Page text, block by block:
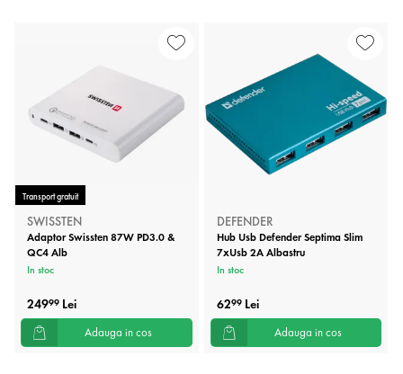
Transport gratuit
SWISSTEN
Adaptor Swissten 87W PD3.0 &
QC4 Alb
In stoc
24999 Lei
Adauga in cos
DEFENDER
Hub Usb Defender Septima Slim
7xUsb 2A Albastru
In stoc
6299Lei
Adauga in cos